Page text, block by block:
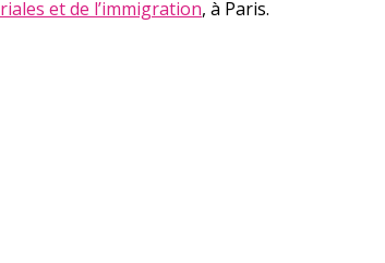
et de l’immigration, à Paris.